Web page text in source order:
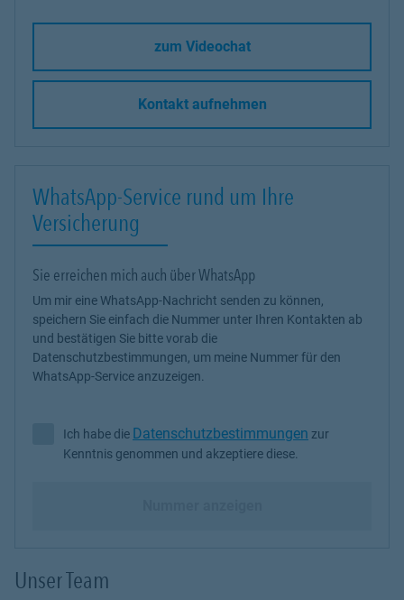
zum Videochat
Kontakt aufnehmen
WhatsApp-Service rund um Ihre
Versicherung
Sie erreichen mich auch über WhatsApp
Um mir eine WhatsApp-Nachricht senden zu können,
speichern Sie einfach die Nummer unter Ihren Kontakten ab
und bestätigen Sie bitte vorab die
Datenschutzbestimmungen, um meine Nummer für den
WhatsApp-Service anzuzeigen.
Ich habe die Datenschutzbestimmungen zur Kenntnis
Ich habe die Datenschutzbestimmungen zur
Kenntnis genommen und akzeptiere diese.
Unser Team